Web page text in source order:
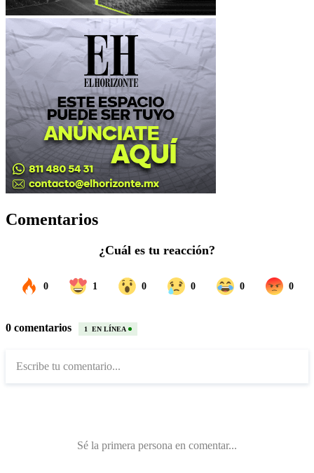
Comentarios